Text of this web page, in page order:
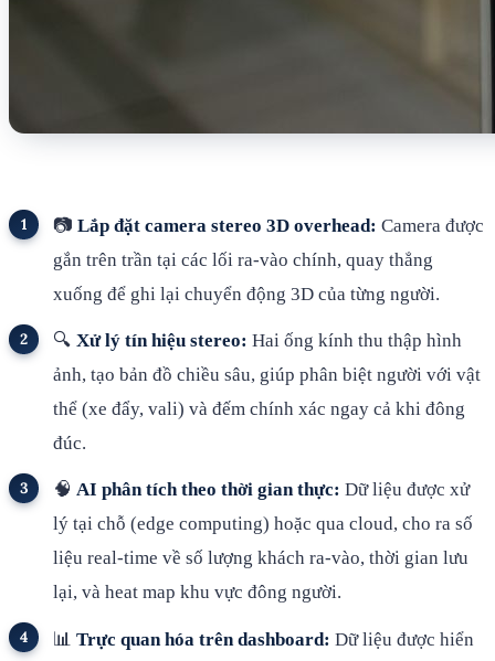
📷 Lắp đặt camera stereo 3D overhead: Camera được
gắn trên trần tại các lối ra-vào chính, quay thẳng
xuống để ghi lại chuyển động 3D của từng người.
🔍 Xử lý tín hiệu stereo: Hai ống kính thu thập hình
ảnh, tạo bản đồ chiều sâu, giúp phân biệt người với vật
thể (xe đẩy, vali) và đếm chính xác ngay cả khi đông
đúc.
🧠 AI phân tích theo thời gian thực: Dữ liệu được xử
lý tại chỗ (edge computing) hoặc qua cloud, cho ra số
liệu real-time về số lượng khách ra-vào, thời gian lưu
lại, và heat map khu vực đông người.
📊 Trực quan hóa trên dashboard: Dữ liệu được hiển